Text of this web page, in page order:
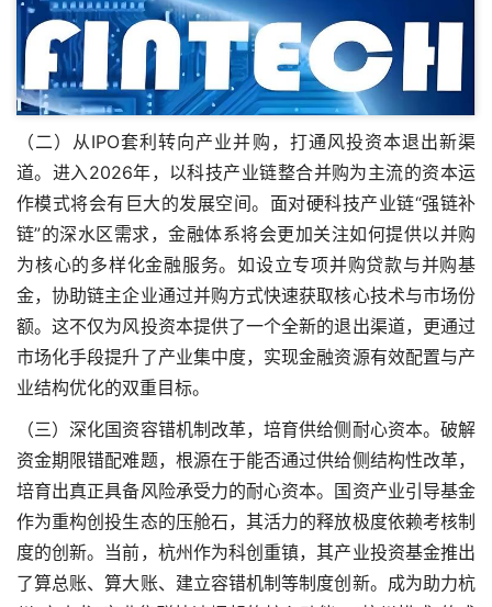
（二）从IPO套利转向产业并购，打通风投资本退出新渠
道。进入2026年，以科技产业链整合并购为主流的资本运
作模式将会有巨大的发展空间。面对硬科技产业链“强链补
链”的深水区需求，金融体系将会更加关注如何提供以并购
为核心的多样化金融服务。如设立专项并购贷款与并购基
金，协助链主企业通过并购方式快速获取核心技术与市场份
额。这不仅为风投资本提供了一个全新的退出渠道，更通过
市场化手段提升了产业集中度，实现金融资源有效配置与产
业结构优化的双重目标。
（三）深化国资容错机制改革，培育供给侧耐心资本。破解
资金期限错配难题，根源在于能否通过供给侧结构性改革，
培育出真正具备风险承受力的耐心资本。国资产业引导基金
作为重构创投生态的压舱石，其活力的释放极度依赖考核制
度的创新。当前，杭州作为科创重镇，其产业投资基金推出
了算总账、算大账、建立容错机制等制度创新。成为助力杭